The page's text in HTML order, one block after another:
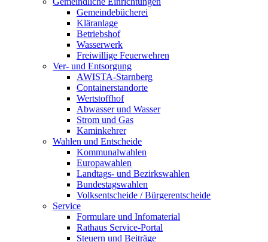
Gemeindebücherei
Kläranlage
Betriebshof
Wasserwerk
Freiwillige Feuerwehren
Ver- und Entsorgung
AWISTA-Starnberg
Containerstandorte
Wertstoffhof
Abwasser und Wasser
Strom und Gas
Kaminkehrer
Wahlen und Entscheide
Kommunalwahlen
Europawahlen
Landtags- und Bezirkswahlen
Bundestagswahlen
Volksentscheide / Bürgerentscheide
Service
Formulare und Infomaterial
Rathaus Service-Portal
Steuern und Beiträge